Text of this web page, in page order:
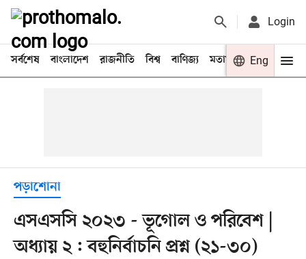
Login
সর্বশেষ বাংলাদেশ রাজনীতি বিশ্ব বাণিজ্য মতামত খেলা
Eng
পড়াশোনা
এসএসসি ২০২৩ - ভূগোল ও পরিবেশ |
অধ্যায় ২ : বহুনির্বাচনি প্রশ্ন (২১-৩০)